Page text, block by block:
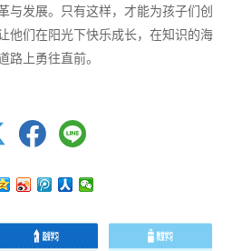
与发展。只有这样，才能为孩子们创
他们在阳光下快乐成长，在知识的海
路上勇往直前。